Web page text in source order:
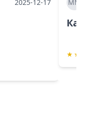
2025-12-17 ММ
★ ★